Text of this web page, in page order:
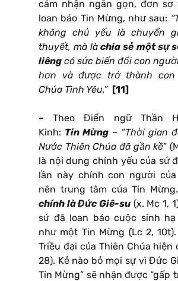
cảm nhận ngắn gọn, đơn sơ
loan báo Tin Mừng, như sau:
không chủ yếu là chuyển
thuyết, mà làchia sẻ một sự
liêng có sức biến đổi con
hơn và được trở thành con
Chúa Tình Yêu.” [11]
– Theo Điển ngữ Thần
Kinh: Tin Mừng – “Thời gian
Nước Thiên Chúa đã gần kề”
là nội dung chính yếu của sứ
lần này chính con người
nên trung tâm của Tin Mừng.
chính là Đức Giê-su (x. Mc 1,
sứ đã loan báo cuộc sinh hạ
như một Tin Mừng (Lc 2,
Triều đại của Thiên Chúa hiện
28). Kẻ nào bỏ mọi sự vì Đức
Tin Mừng” sẽ nhận được “gấp